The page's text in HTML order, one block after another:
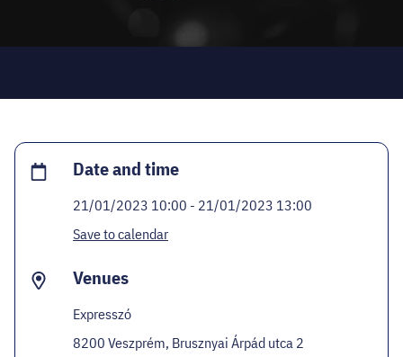
ECOC-EVALUATION
Date and time
21/01/2023 10:00 - 21/01/2023 13:00
Save to calendar
Venues
Expresszó
8200 Veszprém, Brusznyai Árpád utca 2